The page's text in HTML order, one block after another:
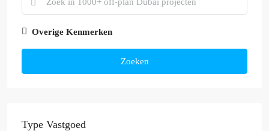
Overige Kenmerken
Zoeken
Type Vastgoed